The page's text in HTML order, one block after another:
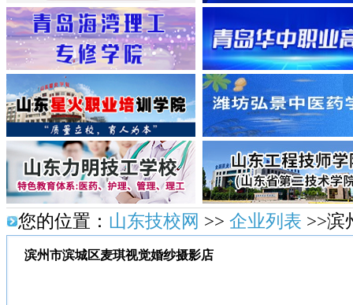
您的位置： 山东技校网 >> 企业列表 >>滨
滨州市滨城区麦琪视觉婚纱摄影店